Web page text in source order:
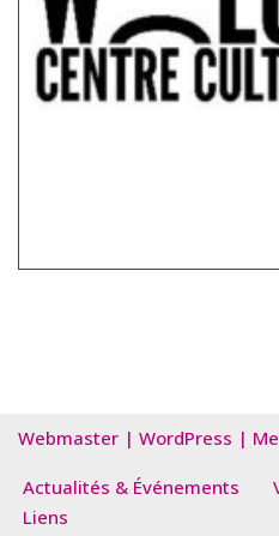
Webmaster | WordPress |
Actualités & Événements
Liens